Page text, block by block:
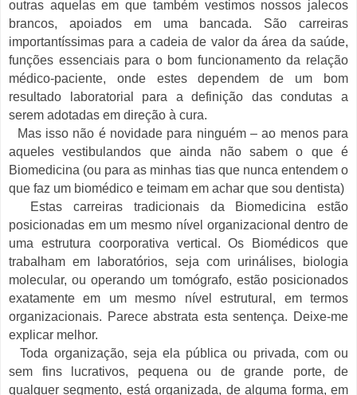
outras aquelas em que também vestimos nossos jalecos
brancos, apoiados em uma bancada. São carreiras
importantíssimas para a cadeia de valor da área da saúde,
funções essenciais para o bom funcionamento da relação
médico-paciente, onde estes dependem de um bom
resultado laboratorial para a definição das condutas a
serem adotadas em direção à cura.
Mas isso não é novidade para ninguém – ao menos para
aqueles vestibulandos que ainda não sabem o que é
Biomedicina (ou para as minhas tias que nunca entendem o
que faz um biomédico e teimam em achar que sou dentista)
Estas carreiras tradicionais da Biomedicina estão
posicionadas em um mesmo nível organizacional dentro de
uma estrutura coorporativa vertical. Os Biomédicos que
trabalham em laboratórios, seja com urinálises, biologia
molecular, ou operando um tomógrafo, estão posicionados
exatamente em um mesmo nível estrutural, em termos
organizacionais. Parece abstrata esta sentença. Deixe-me
explicar melhor.
Toda organização, seja ela pública ou privada, com ou
sem fins lucrativos, pequena ou de grande porte, de
qualquer segmento, está organizada, de alguma forma, em